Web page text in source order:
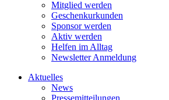
Mitglied werden
Geschenkurkunden
Sponsor werden
Aktiv werden
Helfen im Alltag
Newsletter Anmeldung
Aktuelles
News
Pressemitteilungen